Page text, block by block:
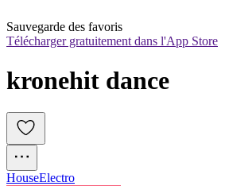
Sauvegarde des favoris
Télécharger gratuitement dans l'App Store
kronehit dance
HouseElectro